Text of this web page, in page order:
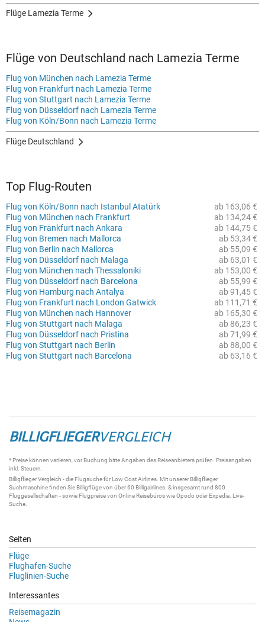
Flüge Lamezia Terme
Flüge von Deutschland nach Lamezia Terme
Flug von München nach Lamezia Terme
Flug von Frankfurt nach Lamezia Terme
Flug von Stuttgart nach Lamezia Terme
Flug von Düsseldorf nach Lamezia Terme
Flug von Köln/Bonn nach Lamezia Terme
Flüge Deutschland
Top Flug-Routen
ab 163,06 €
Flug von Köln/Bonn nach Istanbul Atatürk
ab 134,24 €
Flug von München nach Frankfurt
ab 144,75 €
Flug von Frankfurt nach Ankara
ab 53,34 €
Flug von Bremen nach Mallorca
ab 55,09 €
Flug von Berlin nach Mallorca
ab 63,01 €
Flug von Düsseldorf nach Malaga
ab 153,00 €
Flug von München nach Thessaloniki
ab 55,99 €
Flug von Düsseldorf nach Barcelona
ab 91,45 €
Flug von Hamburg nach Antalya
ab 111,71 €
Flug von Frankfurt nach London Gatwick
ab 165,30 €
Flug von München nach Hannover
ab 86,23 €
Flug von Stuttgart nach Malaga
ab 71,99 €
Flug von Düsseldorf nach Pristina
ab 88,00 €
Flug von Stuttgart nach Berlin
ab 63,16 €
Flug von Stuttgart nach Barcelona
BILLIGFLIEGERVERGLEICH
* Preise können variieren, vor Buchung bitte Angaben des Reiseanbieters prüfen. Preisangaben
inkl. Steuern.
BilligfliegerVergleich - die Flugsuchefür Low Cost Airlines. Mit unsererBilligflieger
Suchmaschinefinden Sie Billigflügevon über 60 Billigairlines . & insgesamt rund 800
Fluggesellschaften - sowie Flugpreise von Online Reisebüros wie Opodo oder Expedia. Live-
Suche
Seiten
Flüge
Flughafen-Suche
Fluglinien-Suche
Interessantes
Reisemagazin